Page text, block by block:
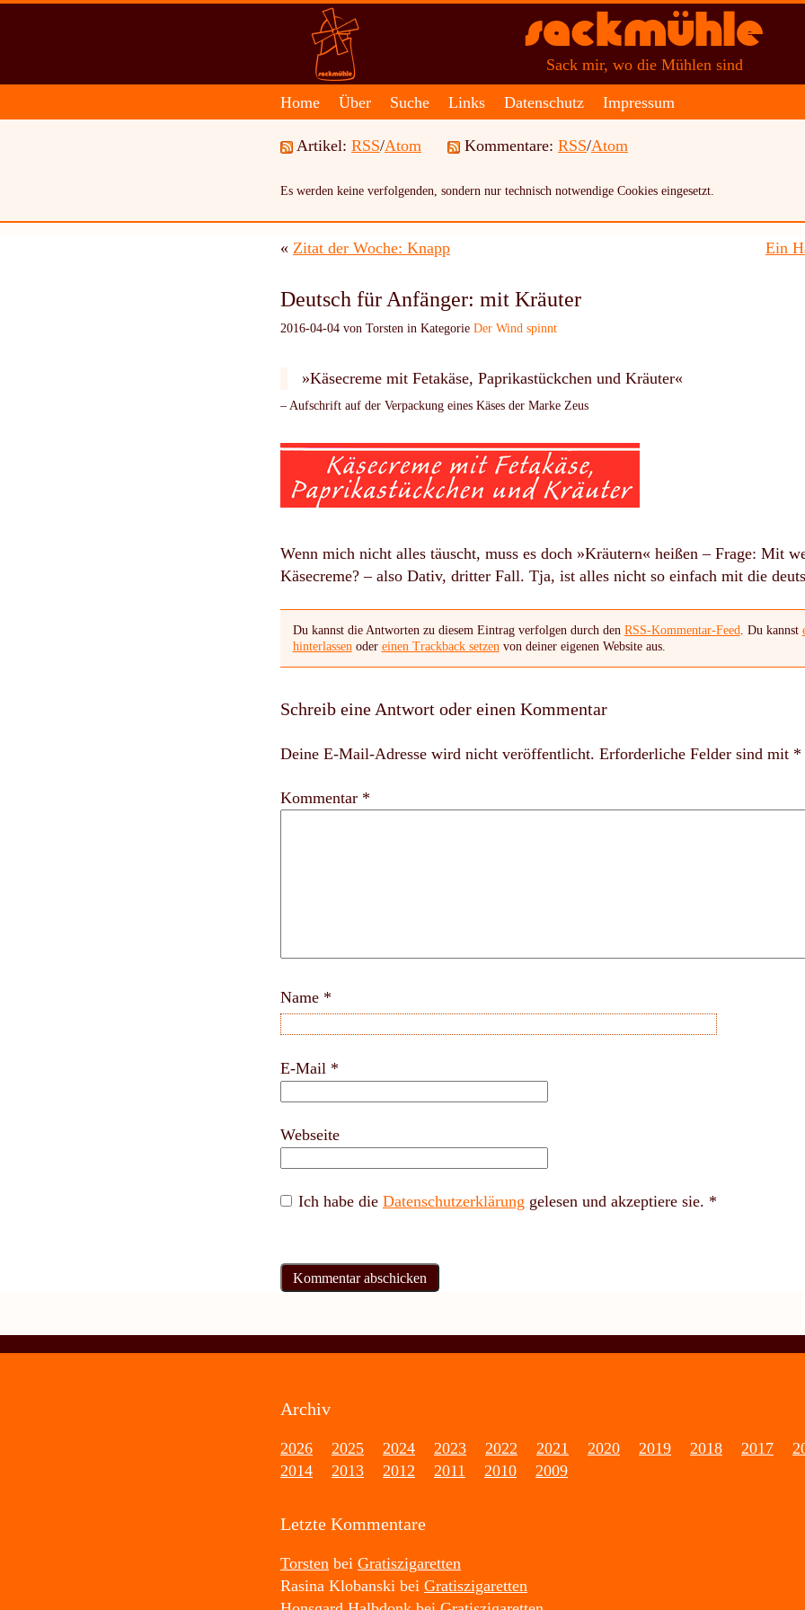
Sackmühle
Sack mir, wo die Mühlen sind
Home Über Suche Links Datenschutz Impressum
Artikel: RSS/Atom Kommentare: RSS/Atom
Es werden keine verfolgenden, sondern nur technisch notwendige Cookies eingesetzt.
« Zitat der Woche: Knapp Ein
Deutsch für Anfänger: mit Kräuter
2016-04-04 von Torsten in Kategorie Der Wind spinnt
»Käsecreme mit Fetakäse, Paprikastückchen und Kräuter«
– Aufschrift auf der Verpackung eines Käses der Marke Zeus
Wenn mich nicht alles täuscht, muss es doch »Kräutern« heißen – Frage: Mit
Käsecreme? – also Dativ, dritter Fall. Tja, ist alles nicht so einfach mit die
Du kannst die Antworten zu diesem Eintrag verfolgen durch den RSS-Kommentar-Feed . Du kannst
hinterlassen oder einen Trackback setzen von deiner eigenen Website aus.
Schreib eine Antwort oder einen Kommentar
Deine E-Mail-Adresse wird nicht veröffentlicht. Erforderliche Felder sind mit *
Kommentar *
Name *
E-Mail *
Webseite
Ich habe die Datenschutzerklärung gelesen und akzeptiere sie. *
Archiv
2026 2025 2024 2023 2022 2021 2020 2019 2018 2017
2014
2013 2012 2011 2010 2009
Letzte Kommentare
Torsten bei Gratiszigaretten
Rasina Klobanski bei Gratiszigaretten